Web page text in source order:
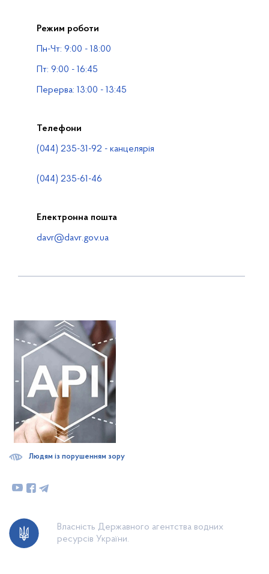
Публічна інформація
Водогосподарські організації
Режим роботи
Пн-Чт: 9:00 - 18:00
Пт: 9:00 - 16:45
Перерва: 13:00 - 13:45
Телефони
(044) 235-31-92 - канцелярія
(044) 235-61-46
Електронна пошта
davr@davr.gov.ua
Власність Державного агентства водних
ресурсів України.
Людям із порушенням зору